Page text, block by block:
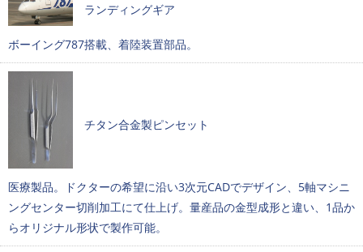
ランディングギア
ボーイング787搭載、着陸装置部品。
チタン合金製ピンセット
医療製品。ドクターの希望に沿い3次元CADでデザイン、5軸マシニ
ングセンター切削加工にて仕上げ。量産品の金型成形と違い、1品か
らオリジナル形状で製作可能。